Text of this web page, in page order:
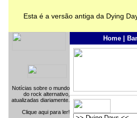
Esta é a versão antiga da Dying
Notícias sobre o mundo
do rock alternativo,
atualizadas diariamente.
Clique aqui para ler!
Home